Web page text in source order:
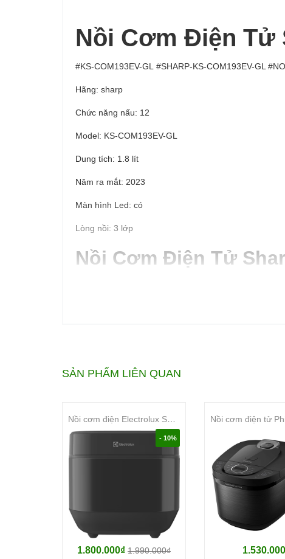
Nồi Cơm Điện Tử
#KS-COM193EV-GL #SHARP-KS-COM193EV-GL
Hãng: sharp
Chức năng nấu: 12
Model: KS-COM193EV-GL
Dung tích: 1.8 lít
Năm ra mắt: 2023
Màn hình Led: có
Lòng nồi: 3 lớp
Nồi Cơm Điện Tử
Đặc Điểm Nổi Bật:
Công suất 790W
SẢN PHẨM LIÊN QUAN
- 10%
1.800.000₫ 1.990.000₫